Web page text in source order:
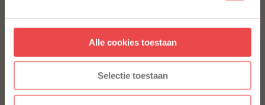
Alle cookies toestaan
Selectie toestaan
* Alleen voor nieuwe inschrijvers, korting niet geldig op reeds
afgeprijsde producten.